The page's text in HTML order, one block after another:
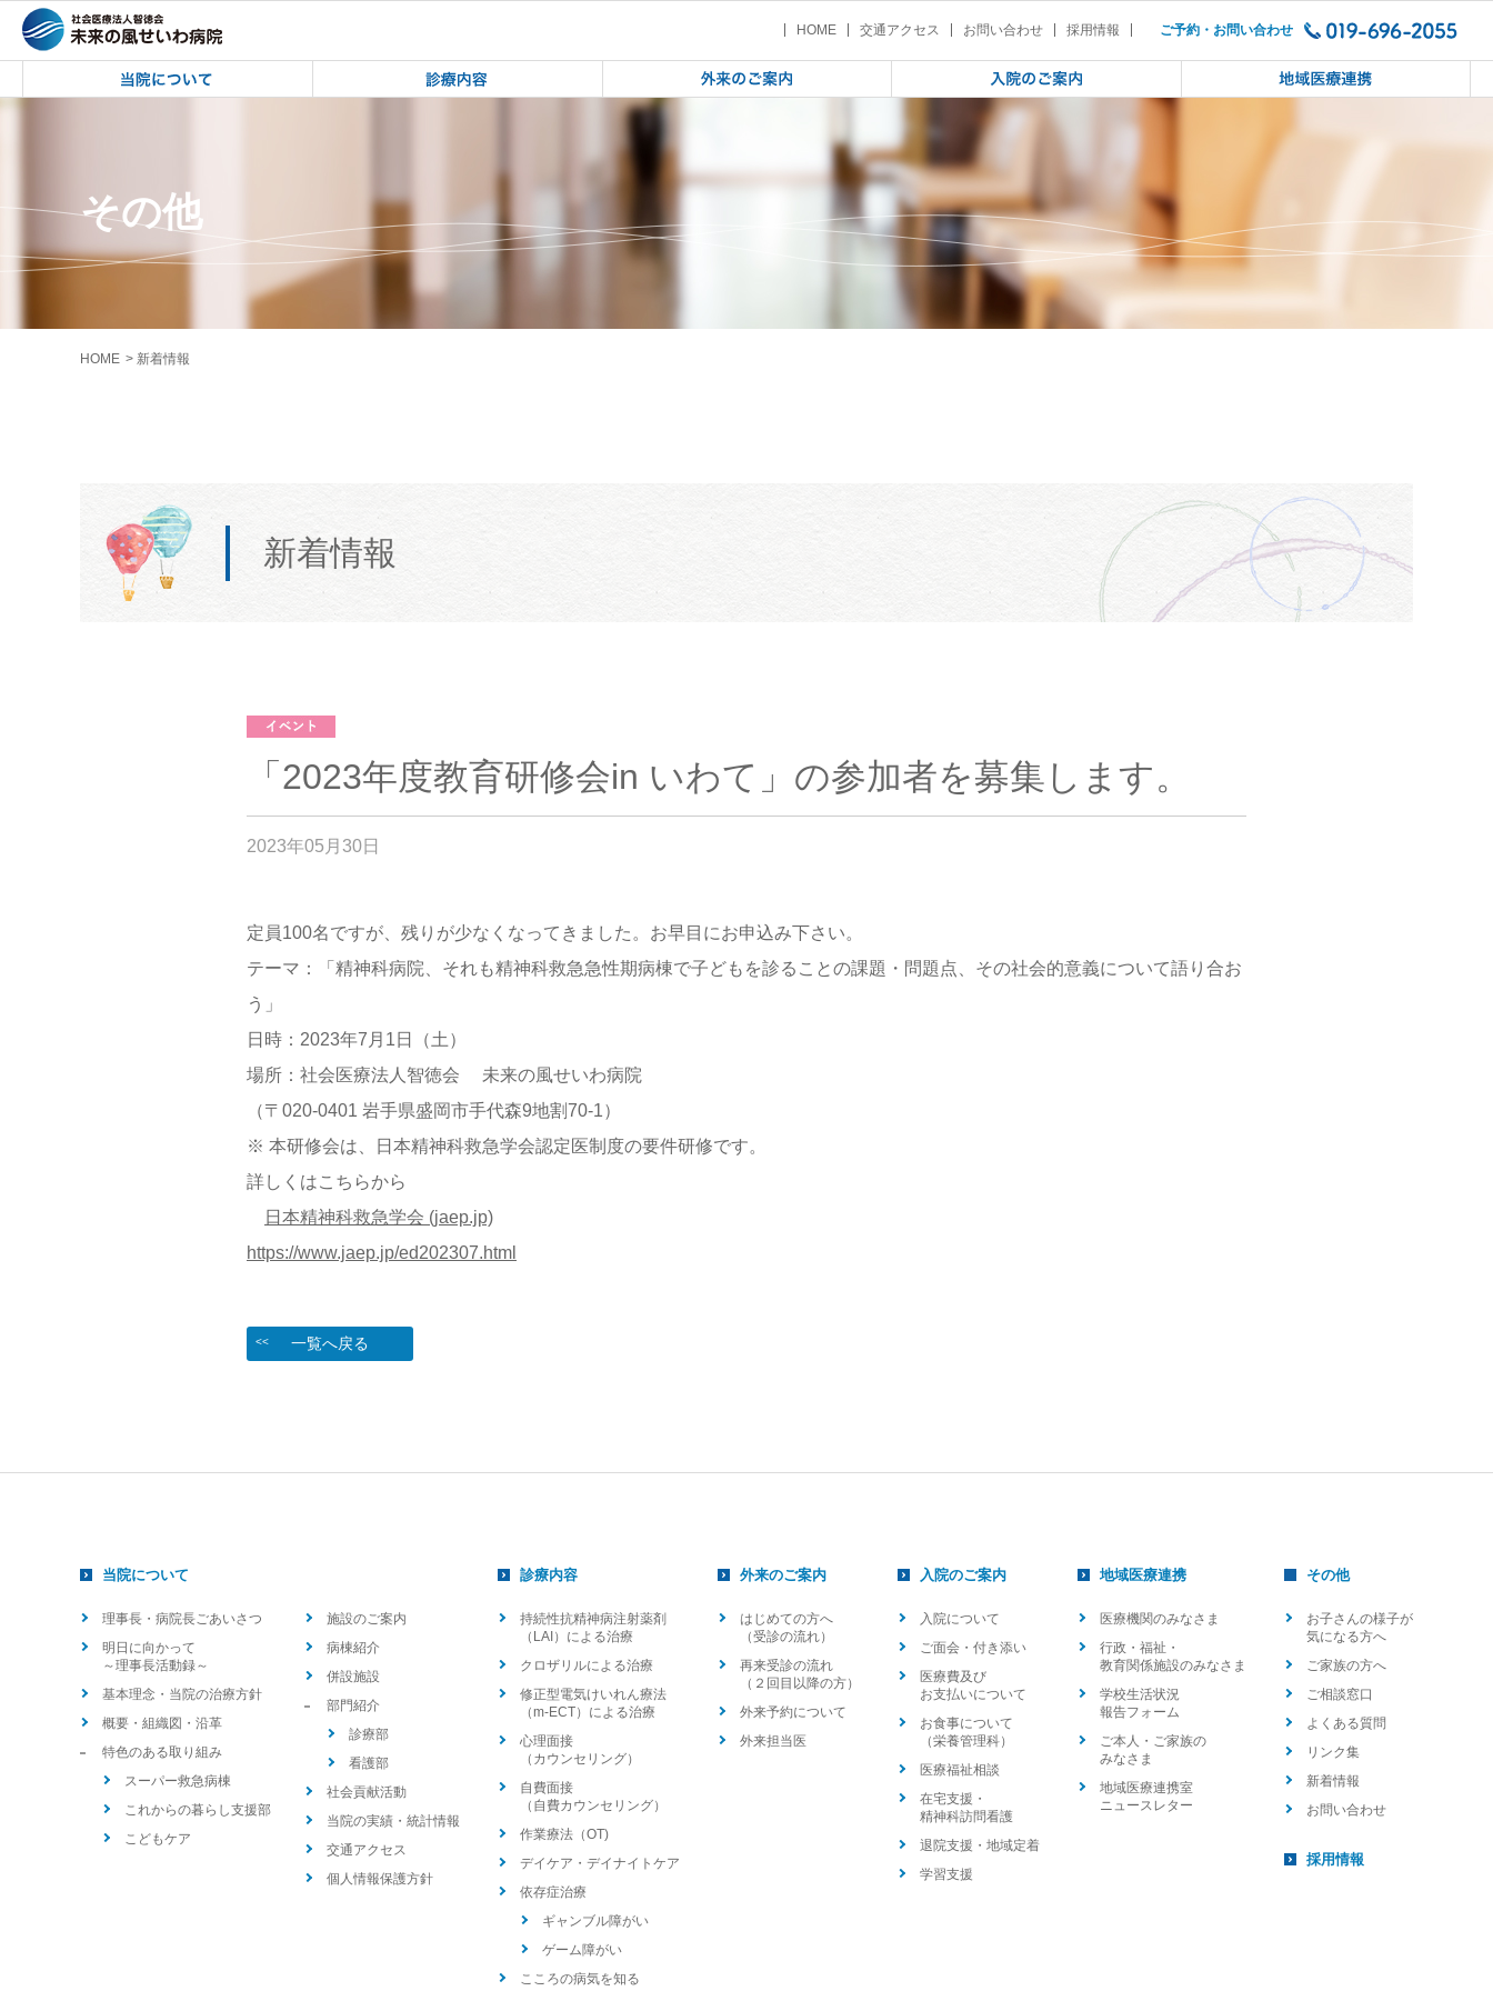
未来の風せいわ病院 | 「2023年度教育研修会in いわて」の参加者を募集します。
未来の風せいわ病院 | 「2023年度教育研修会in いわて」の参加者を募集します。
HOME 交通アクセス お問い合わせ 採用情報 ご予約・お問い合わせ
その他
HOME 新着情報
新着情報
「2023年度教育研修会in いわて」の参加者を募集します。
2023年05月30日
定員100名ですが、残りが少なくなってきました。お早目にお申込み下さい。
テーマ：「精神科病院、それも精神科救急急性期病棟で子どもを診ることの課題・問題点、その社会的意義について語り合お
う」
日時：2023年7月1日（土）
場所：社会医療法人智徳会 未来の風せいわ病院
（〒020-0401 岩手県盛岡市手代森9地割70-1）
※ 本研修会は、日本精神科救急学会認定医制度の要件研修です。
詳しくはこちらから
日本精神科救急学会 (jaep.jp)
https://www.jaep.jp/ed202307.html
<< 一覧へ戻る
当院について
理事長・病院長ごあいさつ
明日に向かって
～理事長活動録～
基本理念・当院の治療方針
概要・組織図・沿革
特色のある取り組み
スーパー救急病棟
これからの暮らし支援部
こどもケア
施設のご案内
病棟紹介
併設施設
部門紹介
診療部
看護部
社会貢献活動
当院の実績・統計情報
交通アクセス
個人情報保護方針
診療内容
持続性抗精神病注射薬剤
（LAI）による治療
クロザリルによる治療
修正型電気けいれん療法
（m-ECT）による治療
心理面接
（カウンセリング）
自費面接
（自費カウンセリング）
作業療法（OT)
デイケア・デイナイトケア
依存症治療
ギャンブル障がい
ゲーム障がい
こころの病気を知る
外来のご案内
はじめての方へ
（受診の流れ）
再来受診の流れ
（２回目以降の方）
外来予約について
外来担当医
入院のご案内
入院について
ご面会・付き添い
医療費及び
お支払いについて
お食事について
（栄養管理科）
医療福祉相談
在宅支援・
精神科訪問看護
退院支援・地域定着
学習支援
地域医療連携
医療機関のみなさま
行政・福祉・
教育関係施設のみなさま
学校生活状況
報告フォーム
ご本人・ご家族の
みなさま
地域医療連携室
ニュースレター
その他
お子さんの様子が
気になる方へ
ご家族の方へ
ご相談窓口
よくある質問
リンク集
新着情報
お問い合わせ
採用情報